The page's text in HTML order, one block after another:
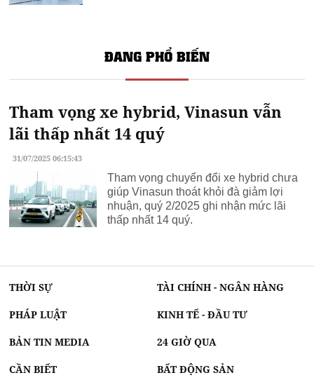
ĐANG PHỔ BIẾN
Tham vọng xe hybrid, Vinasun vẫn
lãi thấp nhất 14 quý
31/07/2025 06:15:43
Tham vọng chuyển đổi xe hybrid chưa
giúp Vinasun thoát khỏi đà giảm lợi
nhuận, quý 2/2025 ghi nhận mức lãi
thấp nhất 14 quý.
THỜI SỰ TÀI CHÍNH - NGÂN HÀNG
PHÁP LUẬT KINH TẾ - ĐẦU TƯ
BẢN TIN MEDIA 24 GIỜ QUA
CẦN BIẾT BẤT ĐỘNG SẢN